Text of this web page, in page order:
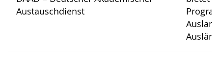
Austauschdienst